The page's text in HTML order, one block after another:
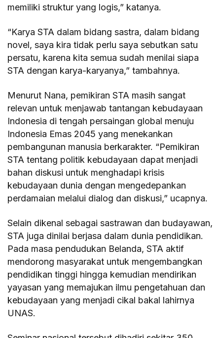
memiliki struktur yang logis,” katanya.
“Karya STA dalam bidang sastra, dalam bidang
novel, saya kira tidak perlu saya sebutkan satu
persatu, karena kita semua sudah menilai siapa
STA dengan karya-karyanya,” tambahnya.
Menurut Nana, pemikiran STA masih sangat
relevan untuk menjawab tantangan kebudayaan
Indonesia di tengah persaingan global menuju
Indonesia Emas 2045 yang menekankan
pembangunan manusia berkarakter. “Pemikiran
STA tentang politik kebudayaan dapat menjadi
bahan diskusi untuk menghadapi krisis
kebudayaan dunia dengan mengedepankan
perdamaian melalui dialog dan diskusi,” ucapnya.
Selain dikenal sebagai sastrawan dan budayawan,
STA juga dinilai berjasa dalam dunia pendidikan.
Pada masa pendudukan Belanda, STA aktif
mendorong masyarakat untuk mengembangkan
pendidikan tinggi hingga kemudian mendirikan
yayasan yang memajukan ilmu pengetahuan dan
kebudayaan yang menjadi cikal bakal lahirnya
UNAS.